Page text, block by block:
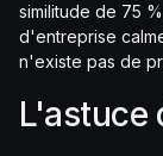
similitude de 75
d'entreprise
n'existe pas de
L'astuce